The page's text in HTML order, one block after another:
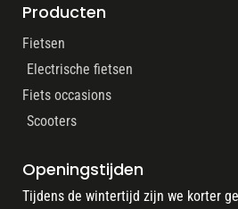
Producten
Fietsen
Electrische fietsen
Fiets occasions
Scooters
Openingstijden
Tijdens de wintertijd zijn we korter